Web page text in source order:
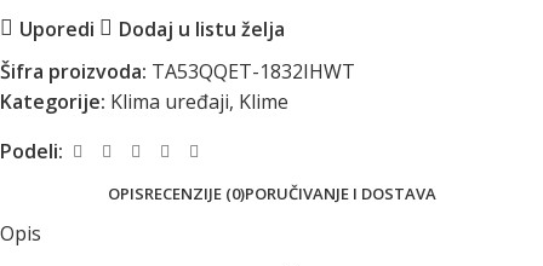
Uporedi
Dodaj u listu želja
Šifra proizvoda: TA53QQET-1832IHWT
Kategorije: Klima uređaji, Klime
Podeli:
OPISRECENZIJE (0)PORUČIVANJE I DOSTAVA
Opis